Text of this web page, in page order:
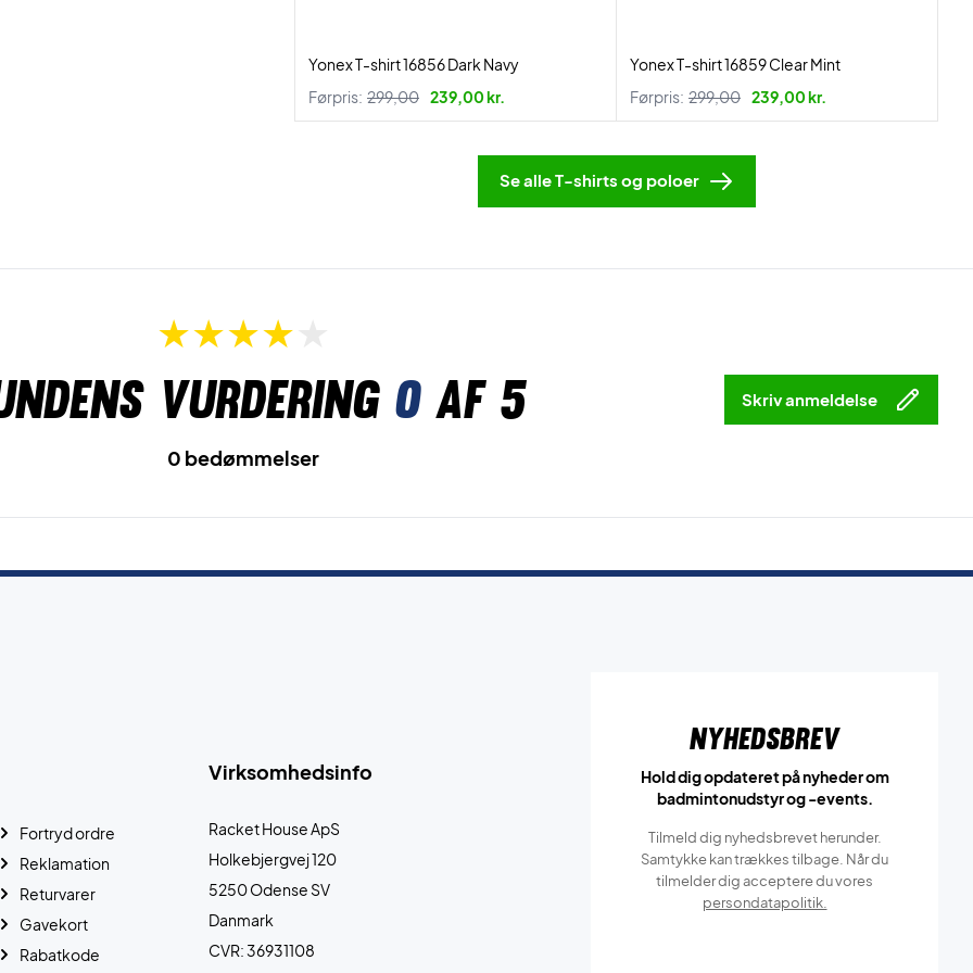
Yonex T-shirt 16856 Dark Navy
Førpris: 299,00 239,00 kr.
Yonex T-shirt 16859 Clear Mint
Førpris: 299,00 239,00 kr.
Se alle T-shirts og poloer
vurdering 0af 5 Skriv anmeldelse
0 bedømmelser
Virksomhedsinfo
Racket House ApS
Holkebjergvej 120
5250 Odense SV
Danmark
CVR: 36931108
Fortryd ordre
Reklamation
Returvarer
Gavekort
Rabatkode
Nyhedsbrev
Hold dig opdateret på nyheder om
badmintonudstyr og -events.
Tilmeld dig nyhedsbrevet herunder.
Samtykke kan trækkes tilbage. Når du
tilmelder dig acceptere du vores
persondatapolitik.